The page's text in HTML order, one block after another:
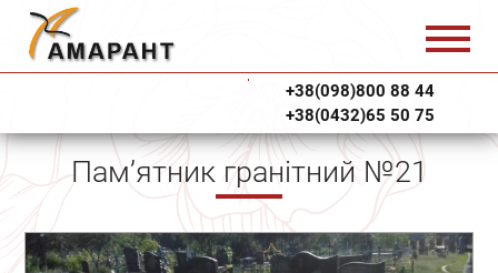
+38(098)800 88 44
+38(0432)65 50 75
Пам’ятник гранітний №21